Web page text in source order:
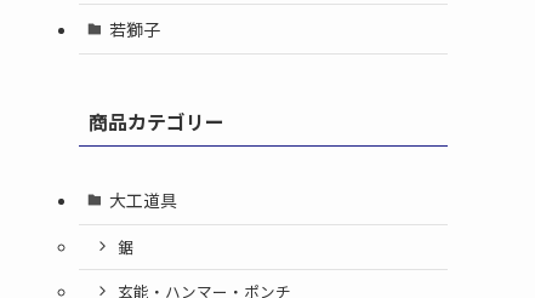
若獅子
商品カテゴリー
大工道具
鋸
玄能・ハンマー・ポンチ